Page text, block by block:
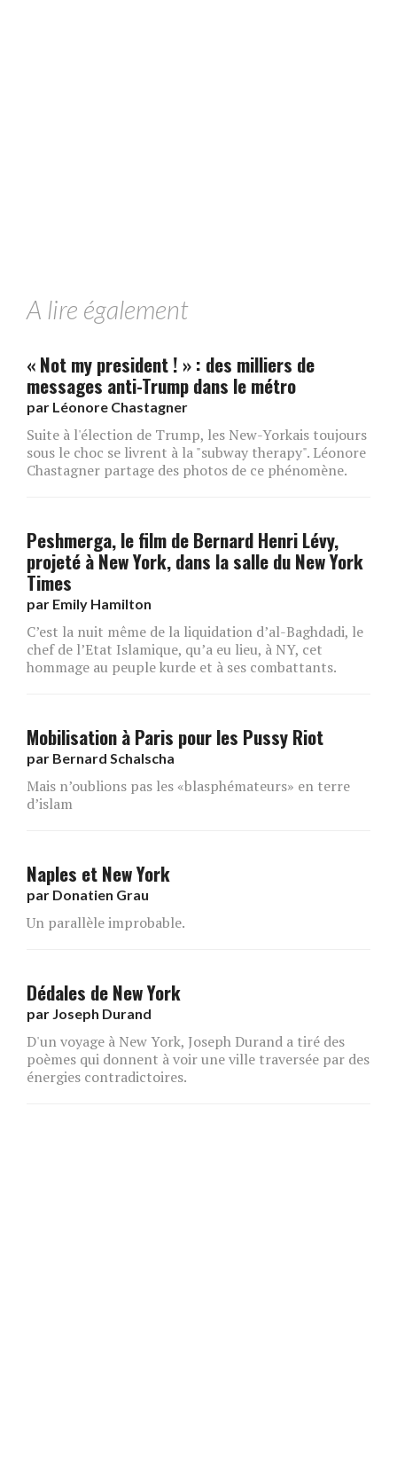
A lire également
« Not my president ! » : des milliers de
messages anti-Trump dans le métro
par Léonore Chastagner
Suite à l'élection de Trump, les New-Yorkais toujours
sous le choc se livrent à la "subway therapy". Léonore
Chastagner partage des photos de ce phénomène.
Peshmerga, le film de Bernard Henri Lévy,
projeté à New York, dans la salle du New York
Times
par Emily Hamilton
C’est la nuit même de la liquidation d’al-Baghdadi, le
chef de l’Etat Islamique, qu’a eu lieu, à NY, cet
hommage au peuple kurde et à ses combattants.
Mobilisation à Paris pour les Pussy Riot
par Bernard Schalscha
Mais n’oublions pas les «blasphémateurs» en terre
d’islam
Naples et New York
par Donatien Grau
Un parallèle improbable.
Dédales de New York
par Joseph Durand
D'un voyage à New York, Joseph Durand a tiré des
poèmes qui donnent à voir une ville traversée par des
énergies contradictoires.